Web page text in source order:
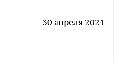
30 апреля 2021